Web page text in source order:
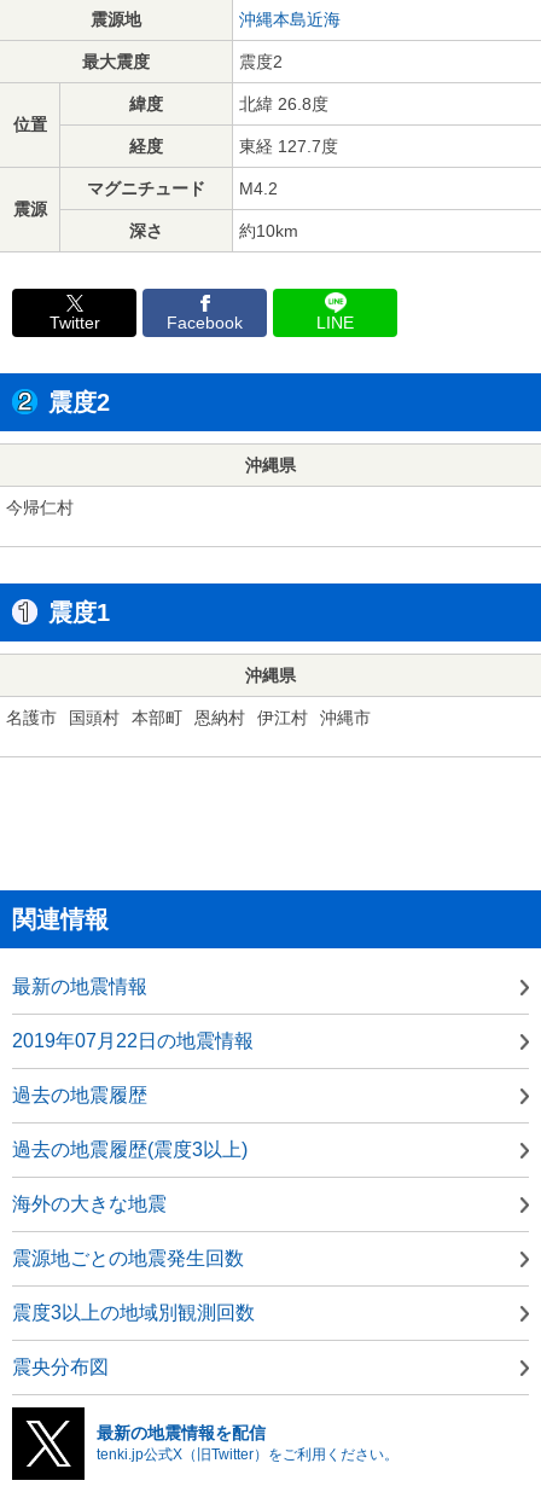
震源地 沖縄本島近海
最大震度 震度2
位置
緯度 北緯 26.8度
経度 東経 127.7度
震源
マグニチュード M4.2
深さ 約10km
Twitter Facebook LINE
震度2
沖縄県
今帰仁村
震度1
沖縄県
名護市 国頭村 本部町 恩納村 伊江村 沖縄市
関連情報
最新の地震情報
2019年07月22日の地震情報
過去の地震履歴
過去の地震履歴(震度3以上)
海外の大きな地震
震源地ごとの地震発生回数
震度3以上の地域別観測回数
震央分布図
最新の地震情報を配信
tenki.jp公式X（旧Twitter）をご利用ください。